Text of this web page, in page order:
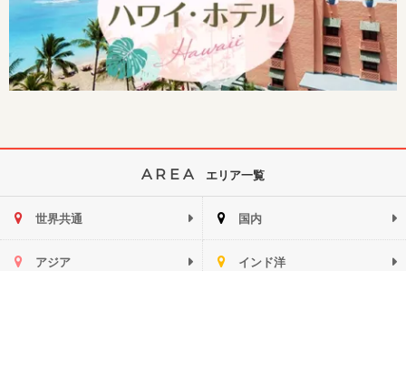
AREA エリア一覧
世界共通 国内
アジア インド洋